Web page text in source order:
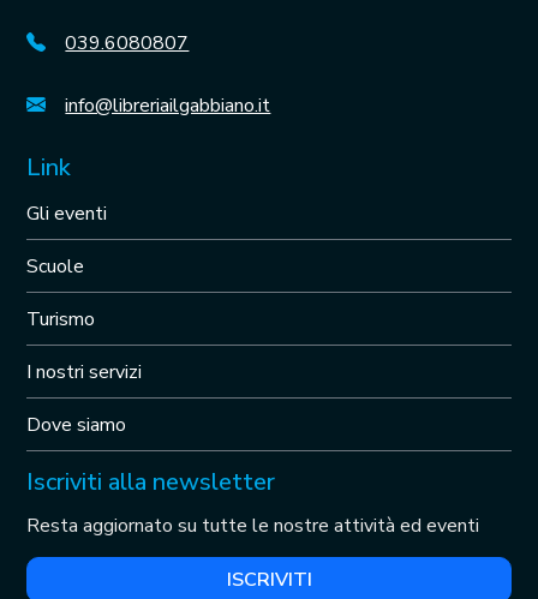
039.6080807
info@libreriailgabbiano.it
Link
Gli eventi
Scuole
Turismo
I nostri servizi
Dove siamo
Iscriviti alla newsletter
Resta aggiornato su tutte le nostre attività ed eventi
ISCRIVITI